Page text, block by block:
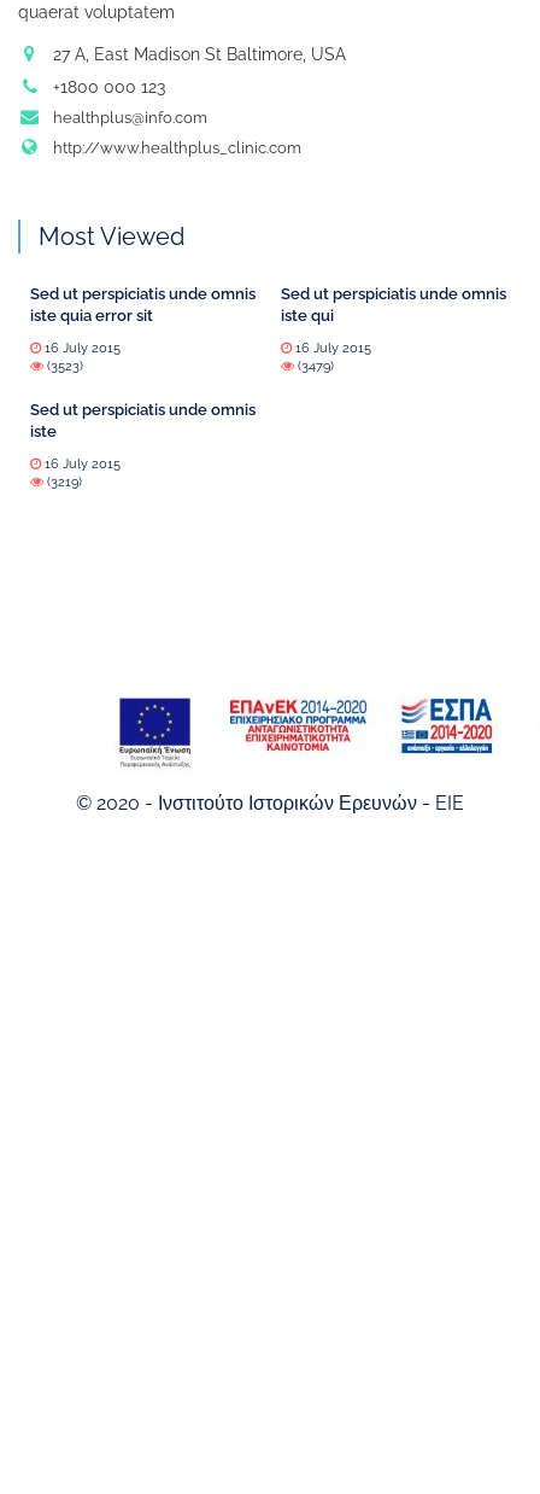
quaerat voluptatem
27 A, East Madison St Baltimore, USA
+1800 000 123
healthplus@info.com
http://www.healthplus_clinic.com
Most Viewed
Sed ut perspiciatis unde omnis
iste quia error sit
16 July 2015
(3523)
Sed ut perspiciatis unde omnis
iste qui
16 July 2015
(3479)
Sed ut perspiciatis unde omnis
iste
16 July 2015
(3219)
© 2020 - Ινστιτούτο Ιστορικών Ερευνών - EIE